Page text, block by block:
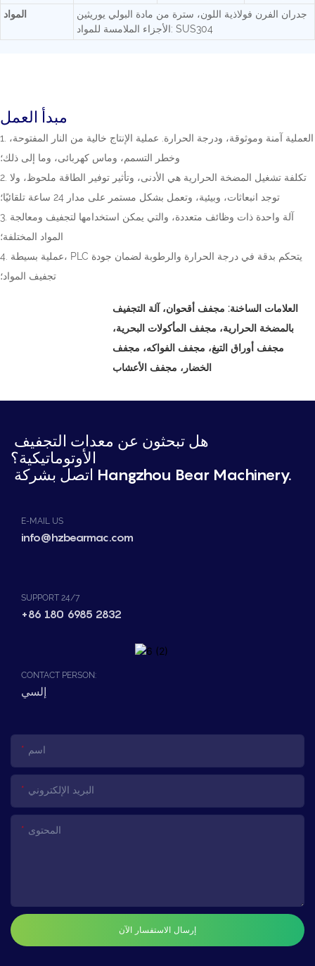
المواد
جدران الفرن فولاذية اللون، سترة من مادة البولي يوريثين
الأجزاء الملامسة للمواد: SUS304
مبدأ العمل
1. العملية آمنة وموثوقة، ودرجة الحرارة. عملية الإنتاج خالية من النار المفتوحة،
وخطر التسمم، وماس كهربائى، وما إلى ذلك؛
2. تكلفة تشغيل المضخة الحرارية هي الأدنى، وتأثير توفير الطاقة ملحوظ، ولا
توجد انبعاثات، وبيئية، وتعمل بشكل مستمر على مدار 24 ساعة تلقائيًا؛
3. آلة واحدة ذات وظائف متعددة، والتي يمكن استخدامها لتجفيف ومعالجة
المواد المختلفة؛
4. عملية بسيطة، PLC يتحكم بدقة في درجة الحرارة والرطوبة لضمان جودة
تجفيف المواد؛
العلامات الساخنة: مجفف أقحوان، آلة التجفيف
بالمضخة الحرارية، مجفف المأكولات البحرية،
مجفف أوراق التبغ، مجفف الفواكه، مجفف
الخضار، مجفف الأعشاب
الأوتوماتيكية؟
اتصل بشركة Hangzhou Bear Machinery.
E-MAIL US
info@hzbearmac.com
SUPPORT 24/7
+86 180 6985 2832
CONTACT PERSON:
إلسي
اسم
البريد الإلكتروني
المحتوى
إرسال الاستفسار الآن